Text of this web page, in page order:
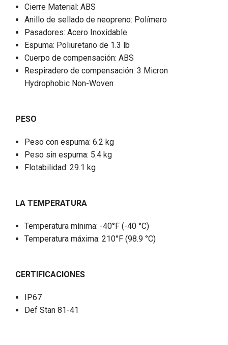
Cierre Material: ABS
Anillo de sellado de neopreno: Polímero
Pasadores: Acero Inoxidable
Espuma: Poliuretano de 1.3 lb
Cuerpo de compensación: ABS
Respiradero de compensación: 3 Micron
Hydrophobic Non-Woven
PESO
Peso con espuma: 6.2 kg
Peso sin espuma: 5.4 kg
Flotabilidad: 29.1 kg
LA TEMPERATURA
Temperatura mínima: -40°F (-40 °C)
Temperatura máxima: 210°F (98.9 °C)
CERTIFICACIONES
IP67
Def Stan 81-41